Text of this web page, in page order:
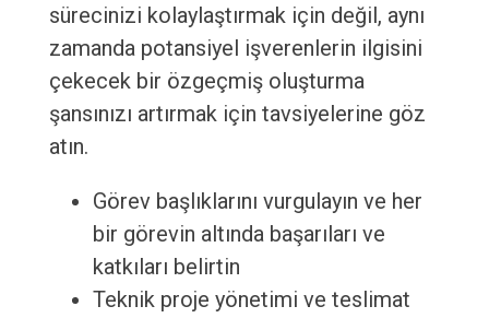
sürecinizi kolaylaştırmak için değil, aynı
zamanda potansiyel işverenlerin ilgisini
çekecek bir özgeçmiş oluşturma
şansınızı artırmak için tavsiyelerine göz
atın.
Görev başlıklarını vurgulayın ve her
bir görevin altında başarıları ve
katkıları belirtin
Teknik proje yönetimi ve teslimat